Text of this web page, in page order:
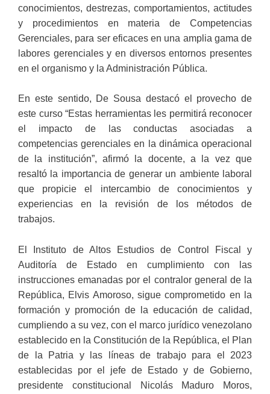
conocimientos, destrezas, comportamientos, actitudes
y procedimientos en materia de Competencias
Gerenciales, para ser eficaces en una amplia gama de
labores gerenciales y en diversos entornos presentes
en el organismo y la Administración Pública.
En este sentido, De Sousa destacó el provecho de
este curso “Estas herramientas les permitirá reconocer
el impacto de las conductas asociadas a
competencias gerenciales en la dinámica operacional
de la institución”, afirmó la docente, a la vez que
resaltó la importancia de generar un ambiente laboral
que propicie el intercambio de conocimientos y
experiencias en la revisión de los métodos de
trabajos.
El Instituto de Altos Estudios de Control Fiscal y
Auditoría de Estado en cumplimiento con las
instrucciones emanadas por el contralor general de la
República, Elvis Amoroso, sigue comprometido en la
formación y promoción de la educación de calidad,
cumpliendo a su vez, con el marco jurídico venezolano
establecido en la Constitución de la República, el Plan
de la Patria y las líneas de trabajo para el 2023
establecidas por el jefe de Estado y de Gobierno,
presidente constitucional Nicolás Maduro Moros,